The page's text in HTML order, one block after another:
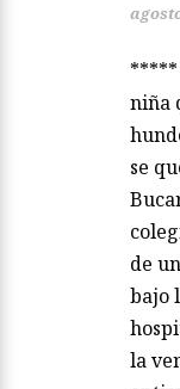
*****
niña
se
de
bajo
la